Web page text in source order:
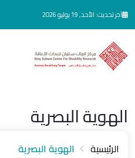
تجاوز إلى المحتوى الرئيسي
آخر تحديث: الأحد, 19 يوليو 2026
الهوية البصرية
الرئيسية الهوية البصرية